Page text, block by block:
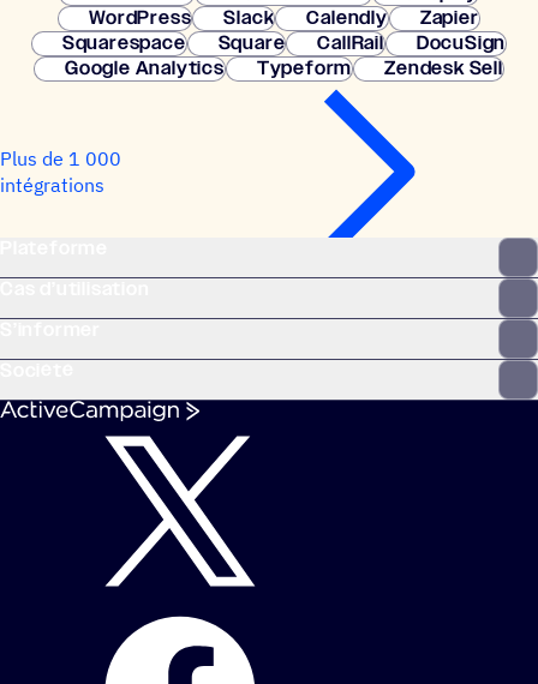
WordPress
Slack Calendly
Zapier
Squarespace
Square CallRail
DocuSign
Google Analytics
Typeform Zendesk Sell
Plus de 1 000
intégrations